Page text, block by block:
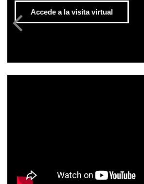
Accede a la visita virtual